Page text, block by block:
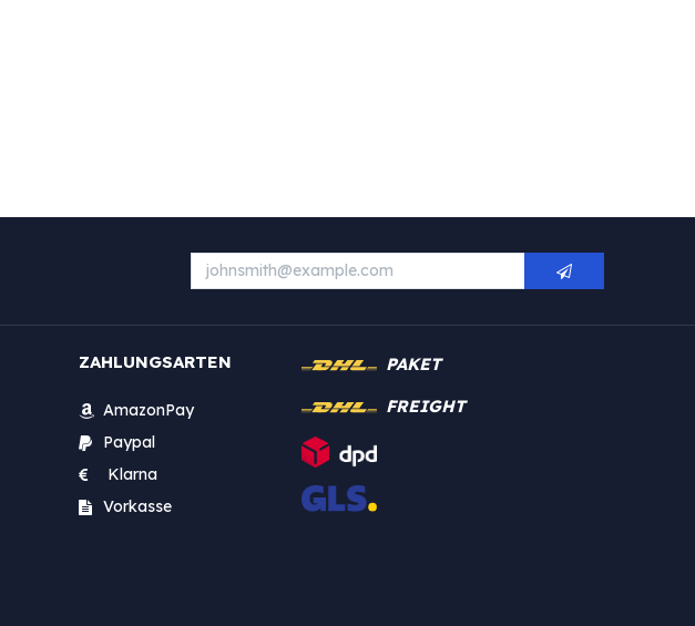
ZAHLUNGSARTEN
AmazonPay
Paypal
Klarna
Vorkasse
PAKET
FREIGHT